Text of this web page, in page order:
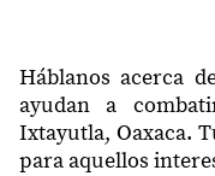
Háblanos acerca
ayudan a
Ixtayutla, Oaxaca.
para aquellos